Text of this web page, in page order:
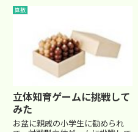
問題を網羅的に取り上げていま
う問題が豊富に収録されており、
幅広いレベルの学習に対応して
算数
立体知育ゲームに挑戦して
みた
お盆に親戚の小学生に勧められ